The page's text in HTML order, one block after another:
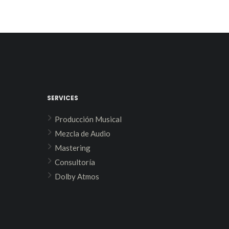
SERVICES
Producción Musical
Mezcla de Audio
Mastering
Consultoría
Dolby Atmos